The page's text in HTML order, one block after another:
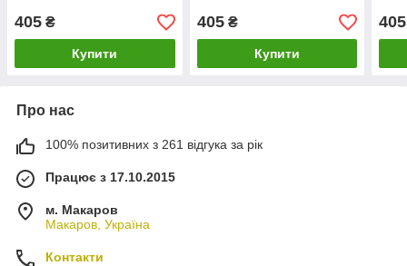
405 ₴
Купити
405₴
Купити
405
Про нас
100% позитивних з 261 відгука за рік
Працює з 17.10.2015
м. Макаров
Макаров, Україна
Контакти